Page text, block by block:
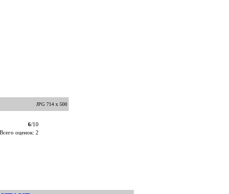
JPG 714 x 500
6/10
Всего оценок: 2